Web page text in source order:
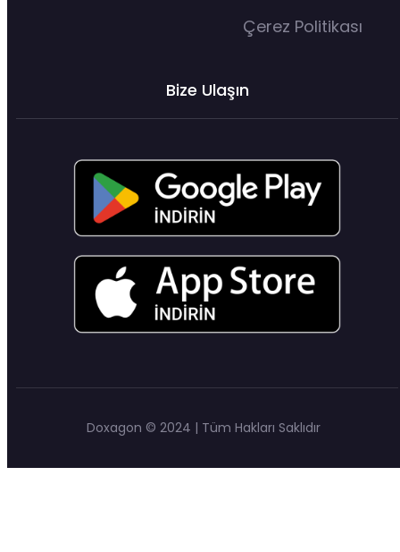
Çerez Politikası
Bize Ulaşın
Doxagon © 2024 | Tüm Hakları Saklıdır